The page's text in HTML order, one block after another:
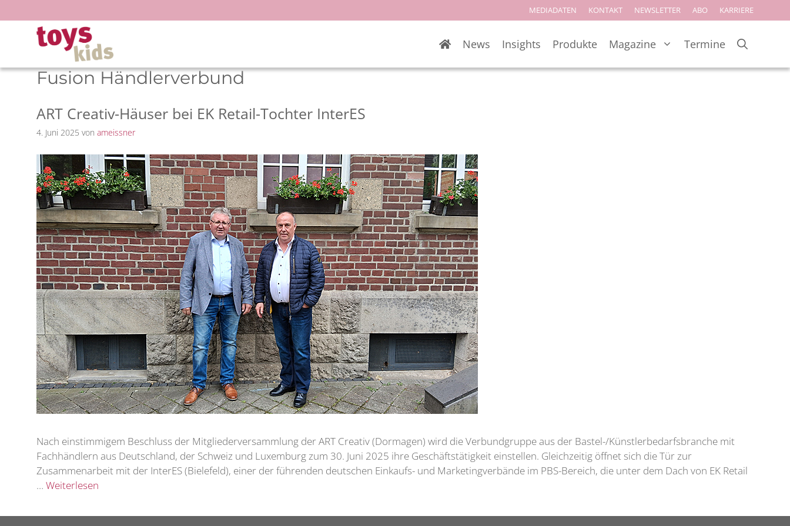
Inhalt
springen
MEDIADATEN KONTAKT NEWSLETTER ABO KARRIERE
News Insights Produkte Magazine Termine
Fusion Händlerverbund
ART Creativ-Häuser bei EK Retail-Tochter InterES
4. Juni 2025 von ameissner
Nach einstimmigem Beschluss der Mitgliederversammlung der ART Creativ (Dormagen) wird die Verbundgruppe aus der Bastel-/Künstlerbedarfsbranche mit
Fachhändlern aus Deutschland, der Schweiz und Luxemburg zum 30. Juni 2025 ihre Geschäftstätigkeit einstellen. Gleichzeitig öffnet sich die Tür zur
Zusammenarbeit mit der InterES (Bielefeld), einer der führenden deutschen Einkaufs- und Marketingverbände im PBS-Bereich, die unter dem Dach von EK Retail
… Weiterlesen